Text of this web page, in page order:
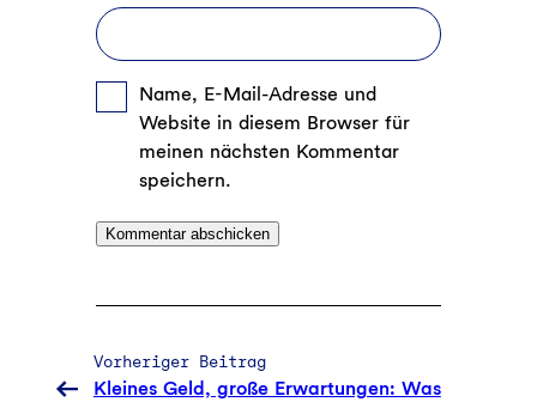
Name, E-Mail-Adresse und
Website in diesem Browser für
meinen nächsten Kommentar
speichern.
Vorheriger Beitrag
Kleines Geld, große Erwartungen: Was